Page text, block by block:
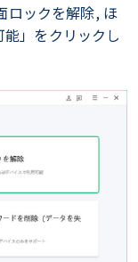
ロックを解除, ほ
」をクリックし